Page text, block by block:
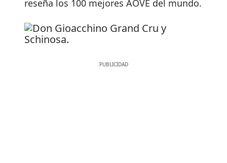
reseña los 100 mejores AOVE del mundo.